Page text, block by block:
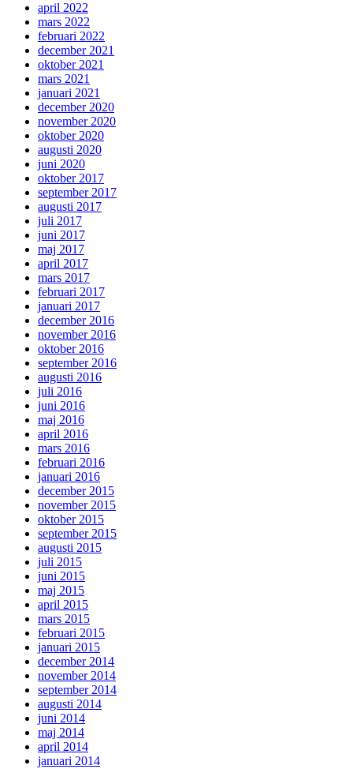
april 2022
mars 2022
februari 2022
december 2021
oktober 2021
mars 2021
januari 2021
december 2020
november 2020
oktober 2020
augusti 2020
juni 2020
oktober 2017
september 2017
augusti 2017
juli 2017
juni 2017
maj 2017
april 2017
mars 2017
februari 2017
januari 2017
december 2016
november 2016
oktober 2016
september 2016
augusti 2016
juli 2016
juni 2016
maj 2016
april 2016
mars 2016
februari 2016
januari 2016
december 2015
november 2015
oktober 2015
september 2015
augusti 2015
juli 2015
juni 2015
maj 2015
april 2015
mars 2015
februari 2015
januari 2015
december 2014
november 2014
september 2014
augusti 2014
juni 2014
maj 2014
april 2014
januari 2014